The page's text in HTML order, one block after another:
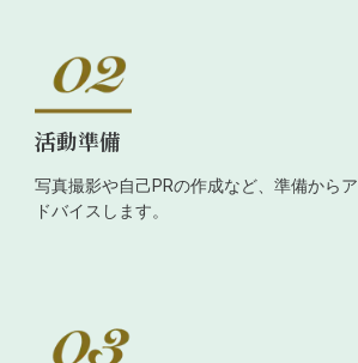
活動準備
写真撮影や自己PRの作成など、準備からア
ドバイスします。